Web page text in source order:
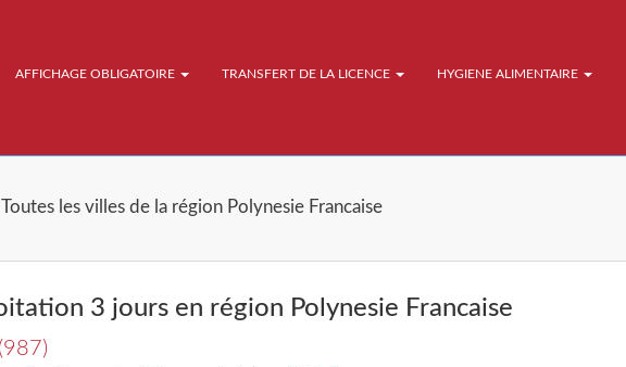
AFFICHAGE OBLIGATOIRE TRANSFERT DE LA LICENCE HYGIENE ALIMENTAIRE
Toutes les villes de la région Polynesie Francaise
3 jours en région Polynesie Francaise